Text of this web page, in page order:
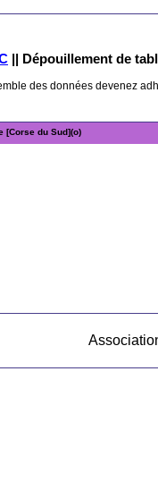
|| Dépouillement de
des données devenez
[Corse du Sud](o)